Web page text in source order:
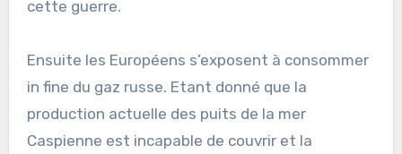
cette guerre.
Ensuite les Européens s’exposent à consommer
in fine du gaz russe. Etant donné que la
production actuelle des puits de la mer
Caspienne est incapable de couvrir et la